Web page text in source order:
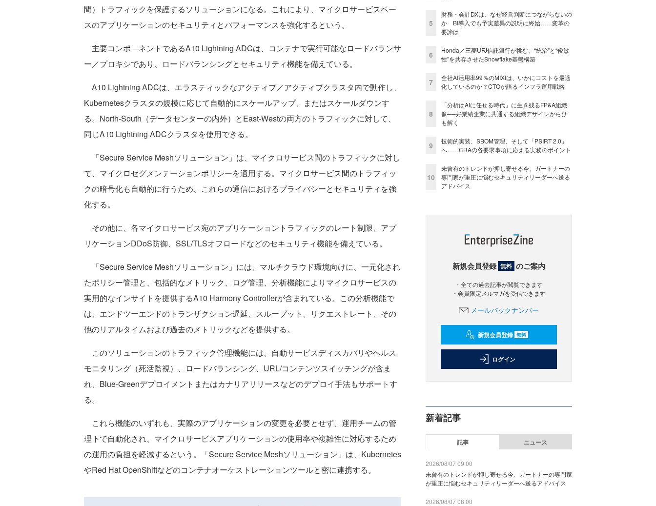
間）トラフィックを保護するソリューションになる。これにより、マイクロサービスベー
スのアプリケーションのセキュリティとパフォーマンスを強化するという。
主要コンポ―ネントであるA10 Lightning ADCは、コンテナで実行可能なロードバランサ
ー／プロキシであり、ロードバランシングとセキュリティ機能を備えている。
A10 Lightning ADCは、エラスティックなアクティブ／アクティブクラスタ内で動作し、
Kubernetesクラスタの規模に応じて自動的にスケールアップ、またはスケールダウンす
る。North-South（データセンターの内外）とEast-Westの両方のトラフィックに対して、
同じA10 Lightning ADCクラスタを使用できる。
「Secure Service Meshソリューション」は、マイクロサービス間のトラフィックに対し
て、マイクロセグメンテーションポリシーを適用する。マイクロサービス間のトラフィッ
クの暗号化も自動的に行うため、これらの通信におけるプライバシーとセキュリティを強
化する。
その他に、各マイクロサービス宛のアプリケーショントラフィックのレート制限、アプ
リケーションDDoS防御、SSL/TLSオフロードなどのセキュリティ機能を備えている。
「Secure Service Meshソリューション」には、マルチクラウド環境向けに、一元化され
たポリシー管理と、包括的なメトリック、ログ管理、分析機能によりマイクロサービスの
実用的なインサイトを提供するA10 Harmony Controllerが含まれている。この分析機能で
は、エンドツーエンドのトランザクション遅延、スループット、リクエストレート、その
他のリアルタイムおよび過去のメトリックなどを提供する。
このソリューションのトラフィック管理機能には、自動サービスディスカバリやヘルス
モニタリング（死活監視）、ロードバランシング、URL/コンテンツスイッチングが含ま
れ、Blue-Greenデプロイメントまたはカナリアリリースなどのデプロイ手法もサポートす
る。
これら機能のいずれも、実際のアプリケーションの変更を必要とせず、運用チームの管
理下で自動化され、マイクロサービスアプリケーションの使用率や複雑性に対応するため
の運用の負担を軽減するという。「Secure Service Meshソリューション」は、Kubernetes
やRed Hat OpenShiftなどのコンテナオーケストレーションツールと密に連携する。
5
財務・会計DXは、なぜ経営判断につながらないの
か BI導入でも予実差異の説明に終始……変革の
要諦は
6
Honda／三菱UFJ信託銀行が挑む、“統治”と“俊敏
性”を共存させたSnowflake基盤構築
7
全社AI活用率99％のMIXIは、いかにコストを最適
化しているのか？CTOが語るインフラ運用戦略
8
「分析はAIに任せる時代」に生き残るFP&A組織
像──好業績企業に共通する組織デザインからひ
も解く
9
技術的実装、SBOM管理、そして「PSIRT 2.0」
へ……CRAの各要求事項に応える実務のポイント
10
未曾有のトレンドが押し寄せる今、ガートナーの
専門家が重圧に悩むセキュリティリーダーへ送る
アドバイス
新規会員登録 無料 のご案内
・全ての過去記事が閲覧できます
・会員限定メルマガを受信できます
メールバックナンバー
新規会員登録 無料
ログイン
新着記事
記事 ニュース
2026/08/07 09:00
未曾有のトレンドが押し寄せる今、ガートナーの専門家
が重圧に悩むセキュリティリーダーへ送るアドバイス
2026/08/07 08:00